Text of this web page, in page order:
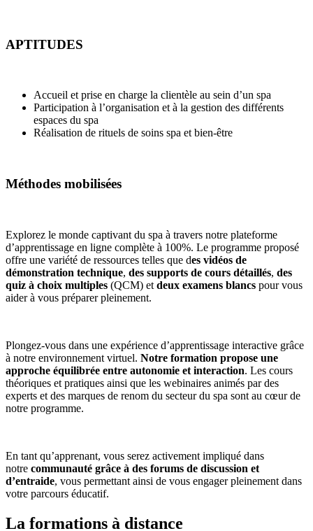
APTITUDES
Accueil et prise en charge la clientèle au sein d’un spa
Participation à l’organisation et à la gestion des différents
espaces du spa
Réalisation de rituels de soins spa et bien-être
Méthodes mobilisées
Explorez le monde captivant du spa à travers notre plateforme
d’apprentissage en ligne complète à 100%. Le programme proposé
offre une variété de ressources telles que des vidéos de
démonstration technique, des supports de cours détaillés, des
quiz à choix multiples (QCM) et deux examens blancs pour vous
aider à vous préparer pleinement.
Plongez-vous dans une expérience d’apprentissage interactive grâce
à notre environnement virtuel. Notre formation propose une
approche équilibrée entre autonomie et interaction. Les cours
théoriques et pratiques ainsi que les webinaires animés par des
experts et des marques de renom du secteur du spa sont au cœur de
notre programme.
En tant qu’apprenant, vous serez activement impliqué dans
notre communauté grâce à des forums de discussion et
d’entraide, vous permettant ainsi de vous engager pleinement dans
votre parcours éducatif.
La formations à distance